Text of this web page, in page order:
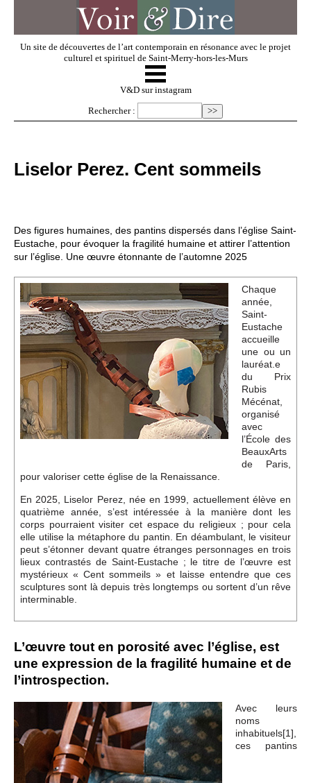
Un site de découvertes de l’art contemporain en résonance avec le projet
culturel et spirituel de Saint-Merry-hors-les-Murs
V & D
Exposer
Regarder
Événements
Sacré
Cousinages
☰
V&D sur instagram
Rechercher :
Liselor Perez. Cent sommeils
Des figures humaines, des pantins dispersés dans l’église Saint-
Eustache, pour évoquer la fragilité humaine et attirer l’attention
sur l’église. Une œuvre étonnante de l’automne 2025
Chaque
année,
Saint-
Eustache
accueille
une ou un
lauréat.e
du Prix
Rubis
Mécénat,
organisé
avec
l’École des
BeauxArts
de Paris,
pour valoriser cette église de la Renaissance.
En 2025, Liselor Perez, née en 1999, actuellement élève en
quatrième année, s’est intéressée à la manière dont les
corps pourraient visiter cet espace du religieux ; pour cela
elle utilise la métaphore du pantin. En déambulant, le visiteur
peut s’étonner devant quatre étranges personnages en trois
lieux contrastés de Saint-Eustache ; le titre de l’œuvre est
mystérieux « Cent sommeils » et laisse entendre que ces
sculptures sont là depuis très longtemps ou sortent d’un rêve
interminable.
L’œuvre tout en porosité avec l’église, est
une expression de la fragilité humaine et de
l’introspection.
Avec leurs
noms
inhabituels[1],
ces pantins